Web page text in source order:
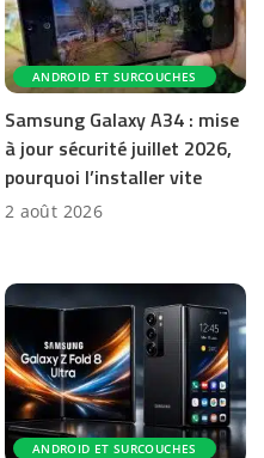
ANDROID ET SURCOUCHES
Samsung Galaxy A34 : mise
à jour sécurité juillet 2026,
pourquoi l’installer vite
2 août 2026
ANDROID ET SURCOUCHES